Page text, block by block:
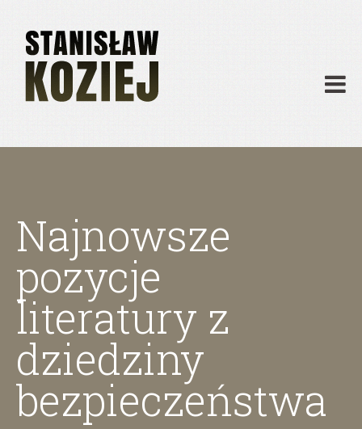
Publikacje
Działalność
Materiały dydaktyczne
Najnowsze
pozycje
literatury z
dziedziny
bezpieczeństwa